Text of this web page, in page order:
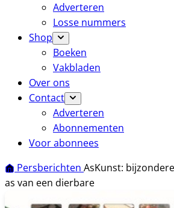
Adverteren
Losse nummers
Shop
Boeken
Vakbladen
Over ons
Contact
Adverteren
Abonnementen
Voor abonnees
Persberichten AsKunst:
as van een dierbare